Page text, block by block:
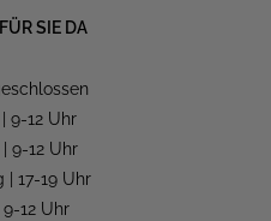
SIE DA
9-12 Uhr
9-12 Uhr
| 17-19 Uhr
12 Uhr